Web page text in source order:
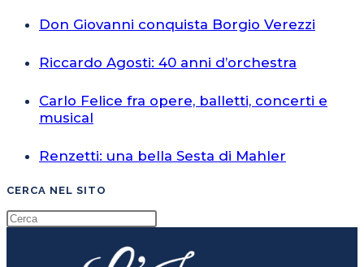
Don Giovanni conquista Borgio Verezzi
Riccardo Agosti: 40 anni d’orchestra
Carlo Felice fra opere, balletti, concerti e
musical
Renzetti: una bella Sesta di Mahler
CERCA NEL SITO